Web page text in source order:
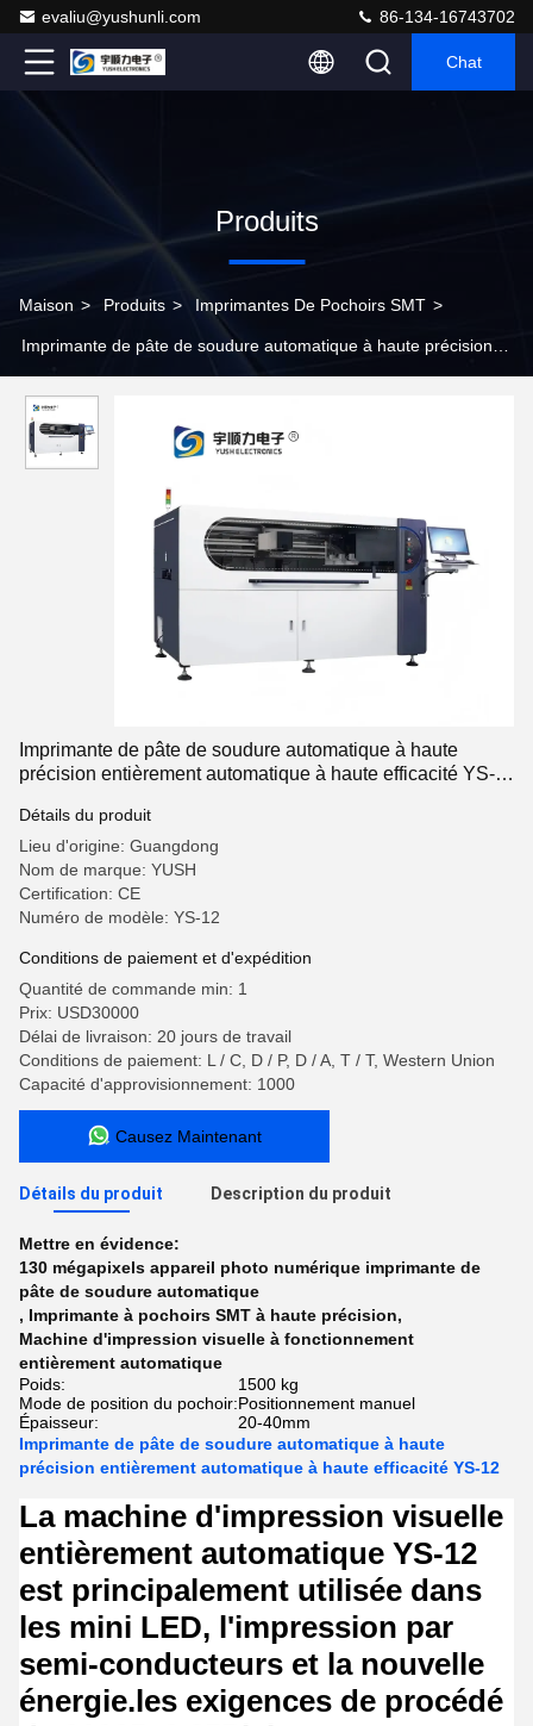
evaliu@yushunli.com 86-134-16743702
Chat
Produits
Maison > Produits > Imprimantes De Pochoirs SMT >
Imprimante de pâte de soudure automatique à haute précision
Imprimante de pâte de soudure automatique à haute
précision entièrement automatique à haute efficacité YS-
Détails du produit
Lieu d'origine: Guangdong
Nom de marque: YUSH
Certification: CE
Numéro de modèle: YS-12
Conditions de paiement et d'expédition
Quantité de commande min: 1
Prix: USD30000
Délai de livraison: 20 jours de travail
Conditions de paiement: L / C, D / P, D / A, T / T, Western Union
Capacité d'approvisionnement: 1000
Causez Maintenant
Détails du produit Description du produit
Mettre en évidence:
130 mégapixels appareil photo numérique imprimante de
pâte de soudure automatique
, Imprimante à pochoirs SMT à haute précision,
Machine d'impression visuelle à fonctionnement
entièrement automatique
Poids:
1500 kg
Mode de position du pochoir:Positionnement manuel
Épaisseur:
20-40mm
Imprimante de pâte de soudure automatique à haute
précision entièrement automatique à haute efficacité YS-12
La machine d'impression visuelle
entièrement automatique YS-12
est principalement utilisée dans
les mini LED, l'impression par
semi-conducteurs et la nouvelle
énergie.les exigences de procédé